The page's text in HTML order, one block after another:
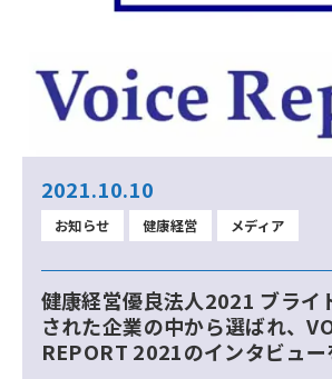
2021.10.10
お知らせ 健康経営 メディア
健康経営優良法人2021 ブライ
された企業の中から選ばれ、
REPORT 2021のインタビュ